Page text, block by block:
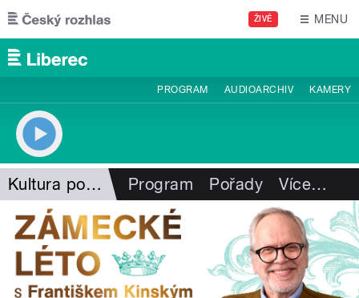
Přejít k hlavnímu obsahu
ŽIVĚ MENU
PROGRAM AUDIOARCHIV KAMERY
Kultura pod Ještědem Program Pořady Více…